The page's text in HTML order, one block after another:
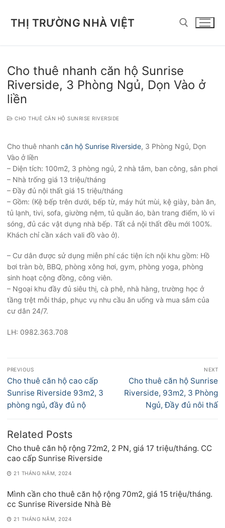
THỊ TRƯỜNG NHÀ VIỆT
Cho thuê nhanh căn hộ Sunrise
Riverside, 3 Phòng Ngủ, Dọn Vào ở
liền
CHO THUÊ CĂN HỘ SUNRISE RIVERSIDE
Cho thuê nhanh căn hộ Sunrise Riverside, 3 Phòng Ngủ, Dọn
Vào ở liền
– Diện tích: 100m2, 3 phòng ngủ, 2 nhà tắm, ban công, sân phơi
– Nhà trống giá 13 triệu/tháng
– Đầy đủ nội thất giá 15 triệu/tháng
– Gồm: (Kệ bếp trên dưới, bếp từ, máy hút mùi, kệ giày, bàn ăn,
tủ lạnh, tivi, sofa, giường nệm, tủ quần áo, bàn trang điểm, lò vi
sóng, đủ các vật dụng nhà bếp. Tất cả nội thất đều mới 100%.
Khách chỉ cần xách vali đồ vào ở).
– Cư dân được sử dụng miễn phí các tiện ích nội khu gồm: Hồ
bơi tràn bờ, BBQ, phòng xông hơi, gym, phòng yoga, phòng
sinh hoạt cộng đồng, công viên.
– Ngoại khu đầy đủ siêu thị, cà phê, nhà hàng, trường học ở
tầng trệt mỗi tháp, phục vụ nhu cầu ăn uống và mua sắm của
cư dân 24/7.
LH: 0982.363.708
Điều
hướng
bài
viết
PREVIOUS
Previous
post:
Cho thuê căn hộ cao cấp
Sunrise Riverside 93m2, 3
phòng ngủ, đầy đủ nộ
NEXT
Next
post:
Cho thuê căn hộ Sunrise
Riverside, 93m2, 3 Phòng
Ngủ, Đầy đủ nôi thấ
Related Posts
Cho thuê căn hộ rộng 72m2, 2 PN, giá 17 triệu/tháng. CC
cao cấp Sunrise Riverside
21 THÁNG NĂM, 2024
Mình cần cho thuê căn hộ rộng 70m2, giá 15 triệu/tháng.
cc Sunrise Riverside Nhà Bè
21 THÁNG NĂM, 2024